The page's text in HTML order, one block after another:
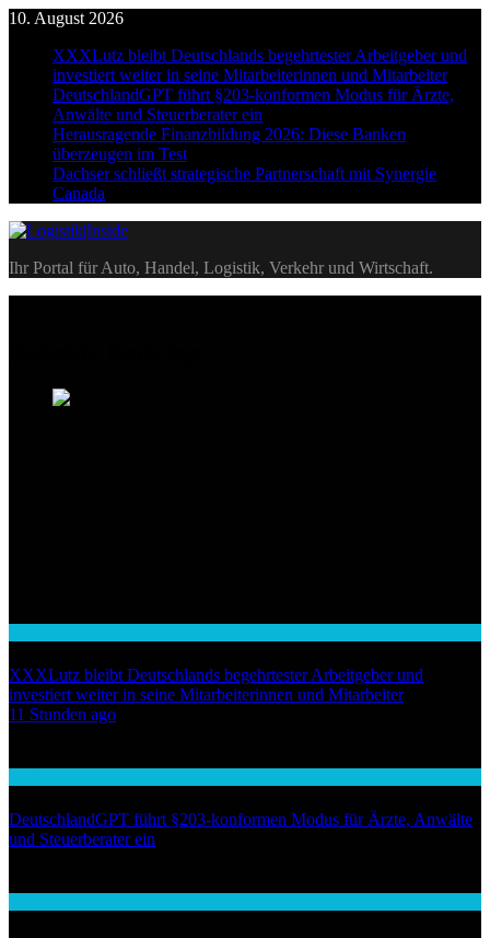
Skip
content
10. August 2026
XXXLutz bleibt Deutschlands begehrtester Arbeitgeber und
investiert weiter in seine Mitarbeiterinnen und Mitarbeiter
DeutschlandGPT führt §203-konformen Modus für Ärzte,
Anwälte und Steuerberater ein
Herausragende Finanzbildung 2026: Diese Banken
überzeugen im Test
Dachser schließt strategische Partnerschaft mit Synergie
Canada
Logistik|Inside
Ihr Portal für Auto, Handel, Logistik, Verkehr und Wirtschaft.
XXXLutz bleibt Deutschlands begehrtester Arbeitgeber und
investiert weiter in seine Mitarbeiterinnen und Mitarbeiter
11 Stunden ago
DeutschlandGPT führt §203-konformen Modus für Ärzte, Anwälte
und Steuerberater ein